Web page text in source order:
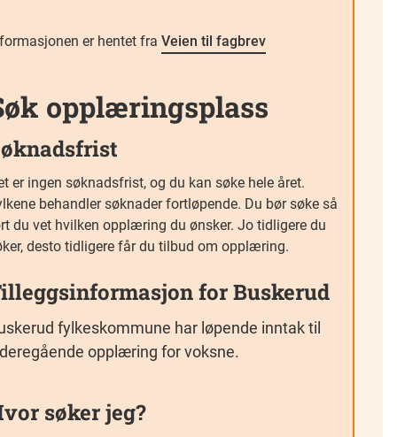
er hentet fra Veien til fagbrev
opplæringsplass
er ingen søknadsfrist, og du kan søke hele året.
behandler søknader fortløpende. Du bør søke så
du vet hvilken opplæring du ønsker. Jo tidligere du
desto tidligere får du tilbud om opplæring.
for Buskerud
fylkeskommune har løpende inntak til
opplæring for voksne.
søker jeg?